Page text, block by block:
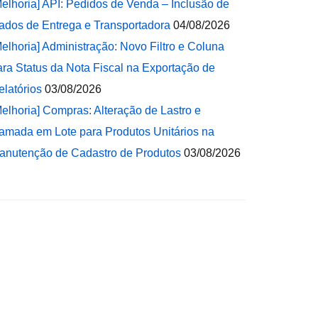
API: Pedidos de Venda – Inclusão de
de Entrega e Transportadora 04/08/2026
Administração: Novo Filtro e Coluna
Status da Nota Fiscal na Exportação de
03/08/2026
Compras: Alteração de Lastro e
em Lote para Produtos Unitários na
de Cadastro de Produtos 03/08/2026